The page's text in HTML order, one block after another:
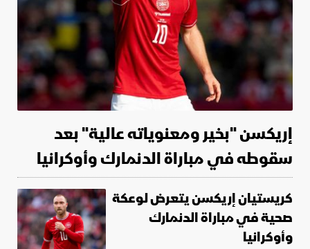
إريكسن "بخير ومعنوياته عالية" بعد
سقوطه في مباراة الدنمارك وأوكرانيا
كريستيان إريكسن يتعرض لوعكة
صحية في مباراة الدنمارك
وأوكرانيا